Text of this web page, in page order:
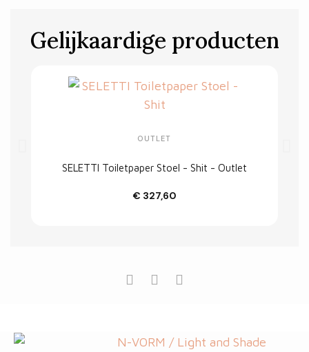
Gelijkaardige producten
OUTLET
SELETTI Toiletpaper Stoel - Shit - Outlet
€ 327,60
In winkelwagen